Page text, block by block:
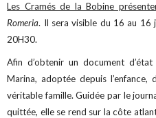
Les Cramés de la Bobine
Romeria. Il sera visible du 16 au 16
20H30.
Afin d’obtenir un document
Marina, adoptée depuis
véritable famille. Guidée par le
quittée, elle se rend sur la côte